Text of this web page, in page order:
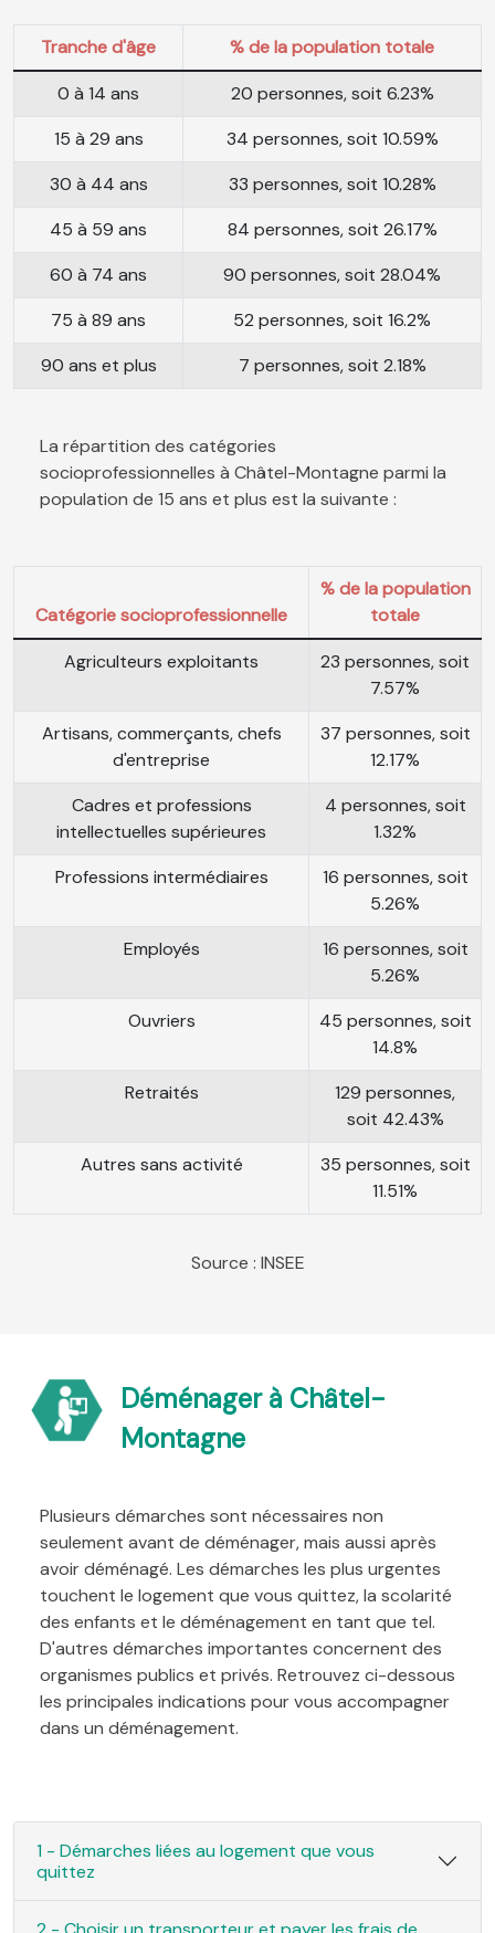
Tranche d'âge
% de la population totale
0 à 14 ans
20 personnes, soit 6.23%
15 à 29 ans
34 personnes, soit 10.59%
30 à 44 ans
33 personnes, soit 10.28%
45 à 59 ans
84 personnes, soit 26.17%
60 à 74 ans
90 personnes, soit 28.04%
75 à 89 ans
52 personnes, soit 16.2%
90 ans et plus
7 personnes, soit 2.18%
La répartition des catégories
socioprofessionnelles à Châtel-Montagne parmi la
population de 15 ans et plus est la suivante :
Catégorie socioprofessionnelle
% de la population
totale
Agriculteurs exploitants
23 personnes, soit
7.57%
Artisans, commerçants, chefs
d'entreprise
37 personnes, soit
12.17%
Cadres et professions
intellectuelles supérieures
4 personnes, soit
1.32%
Professions intermédiaires
16 personnes, soit
5.26%
Employés
16 personnes, soit
5.26%
Ouvriers
45 personnes, soit
14.8%
Retraités
129 personnes,
soit 42.43%
Autres sans activité
35 personnes, soit
11.51%
Source : INSEE
Déménager à Châtel-
Montagne
Plusieurs démarches sont nécessaires non
seulement avant de déménager, mais aussi après
avoir déménagé. Les démarches les plus urgentes
touchent le logement que vous quittez, la scolarité
des enfants et le déménagement en tant que tel.
D'autres démarches importantes concernent des
organismes publics et privés. Retrouvez ci-dessous
les principales indications pour vous accompagner
dans un déménagement.
1 - Démarches liées au logement que vous
quittez